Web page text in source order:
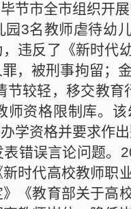
节市全市组织开展
园 3名教师虐待幼儿
违反了《新时代
，被刑事拘留；
较轻，移交教育
师资格限制库。
学资格并要求作出
错误言论问题。
时代高校教师职
《教育部关于